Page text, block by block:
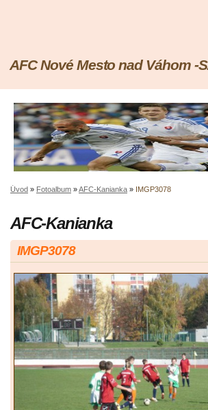
AFC Nové Mesto nad Váhom -
Úvod » Fotoalbum »AFC-Kanianka » IMGP3078
AFC-Kanianka
IMGP3078